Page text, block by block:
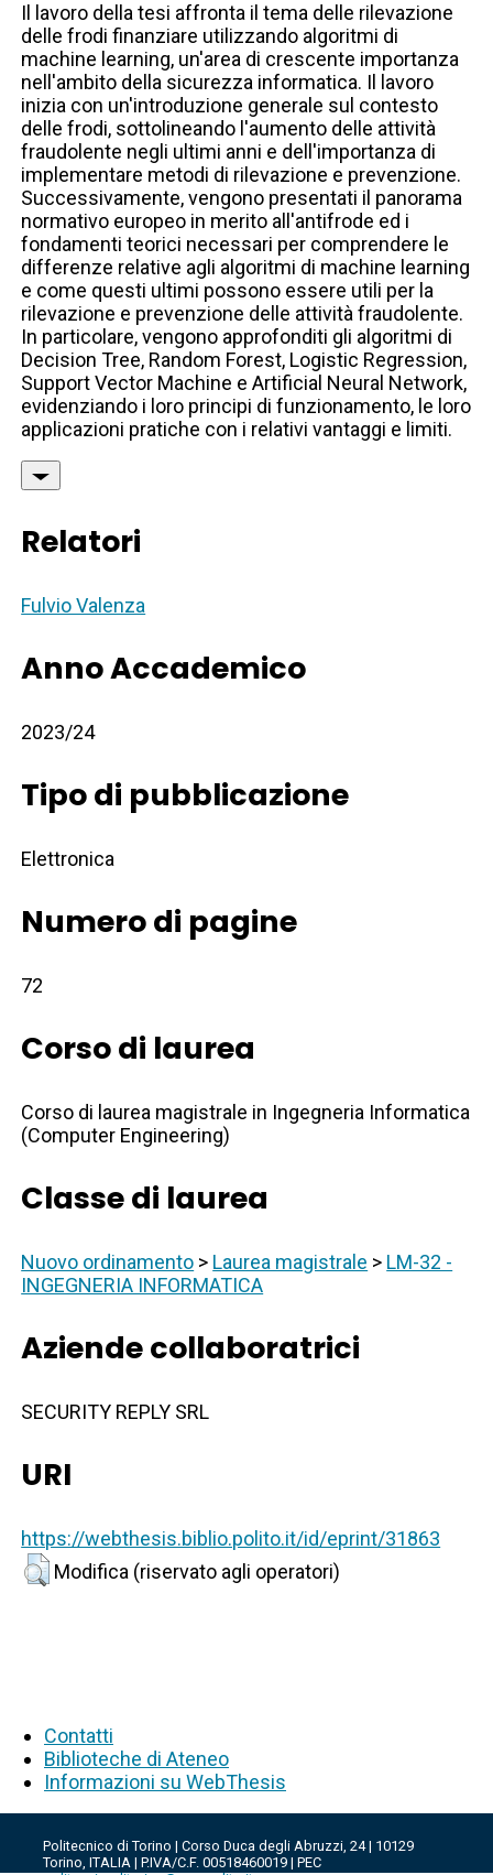
Il lavoro della tesi affronta il tema delle rilevazione
delle frodi finanziare utilizzando algoritmi di
machine learning, un'area di crescente importanza
nell'ambito della sicurezza informatica. Il lavoro
inizia con un'introduzione generale sul contesto
delle frodi, sottolineando l'aumento delle attività
fraudolente negli ultimi anni e dell'importanza di
implementare metodi di rilevazione e prevenzione.
Successivamente, vengono presentati il panorama
normativo europeo in merito all'antifrode ed i
fondamenti teorici necessari per comprendere le
differenze relative agli algoritmi di machine learning
e come questi ultimi possono essere utili per la
rilevazione e prevenzione delle attività fraudolente.
In particolare, vengono approfonditi gli algoritmi di
Decision Tree, Random Forest, Logistic Regression,
Support Vector Machine e Artificial Neural Network,
evidenziando i loro principi di funzionamento, le loro
applicazioni pratiche con i relativi vantaggi e limiti.
Relatori
Fulvio Valenza
Anno Accademico
2023/24
Tipo di pubblicazione
Elettronica
Numero di pagine
72
Corso di laurea
Corso di laurea magistrale in Ingegneria Informatica
(Computer Engineering)
Classe di laurea
Nuovo ordinamento > Laurea magistrale > LM-32 -
INGEGNERIA INFORMATICA
Aziende collaboratrici
SECURITY REPLY SRL
URI
https://webthesis.biblio.polito.it/id/eprint/31863
Modifica (riservato agli operatori)
Contatti
Biblioteche di Ateneo
Informazioni su WebThesis
Politecnico di Torino | Corso Duca degli Abruzzi, 24 | 10129
Torino, ITALIA | P.IVA/C.F. 00518460019 | PEC